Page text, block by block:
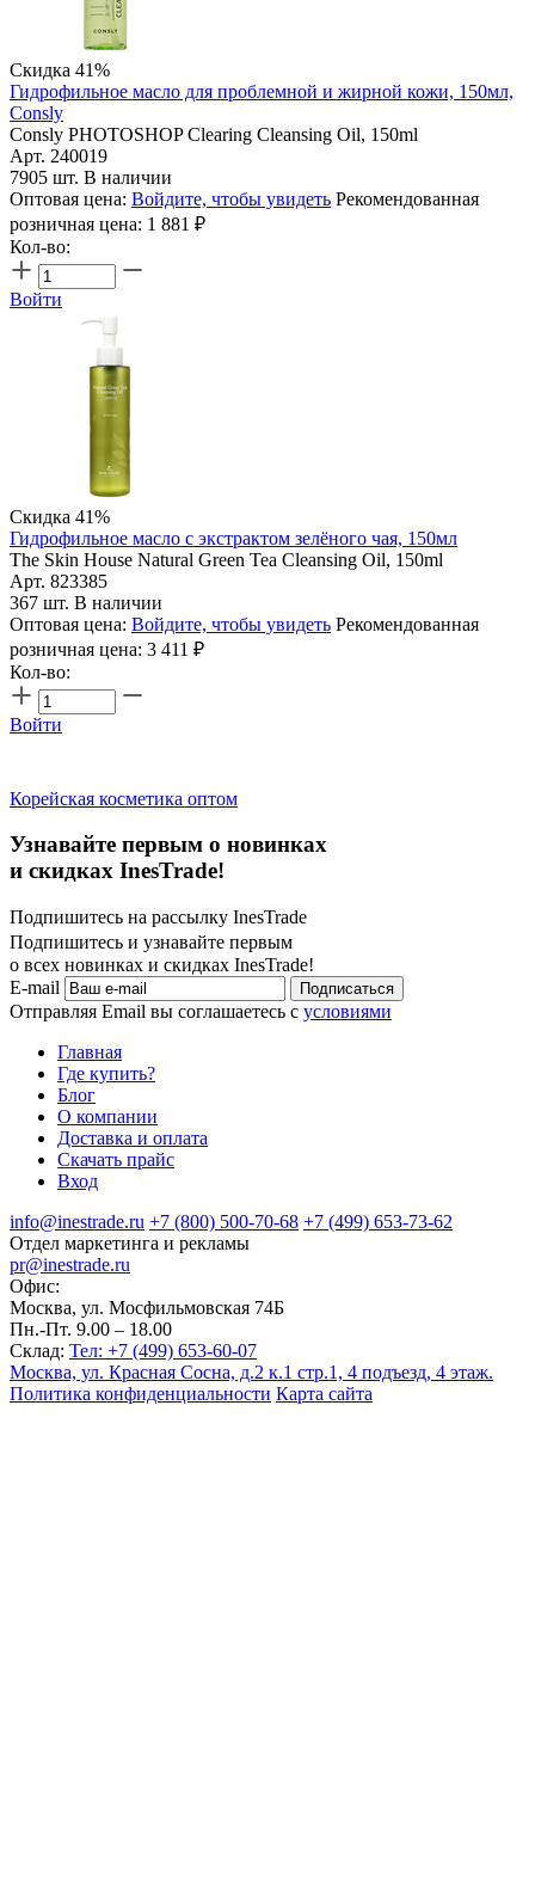
Скидка 41%
Гидрофильное масло для проблемной и жирной кожи, 150мл,
Consly
Consly PHOTOSHOP Clearing Cleansing Oil, 150ml
Арт. 240019
7905 шт. В наличии
Оптовая цена: Войдите, чтобы увидеть Рекомендованная
розничная цена: 1 881 ₽
Кол-во:
Войти
Скидка 41%
Гидрофильное масло с экстрактом зелёного чая, 150мл
The Skin House Natural Green Tea Cleansing Oil, 150ml
Арт. 823385
367 шт. В наличии
Оптовая цена: Войдите, чтобы увидеть Рекомендованная
розничная цена: 3 411 ₽
Кол-во:
Войти
Корейская косметика оптом
Узнавайте первым о новинках
и скидках InesTrade!
Подпишитесь на рассылку InesTrade
Подпишитесь и узнавайте первым
о всех новинках и скидках InesTrade!
E-mail
Подписаться
Отправляя Email вы соглашаетесь с условиями
Главная
Где купить?
Блог
О компании
Доставка и оплата
Скачать прайс
Вход
info@inestrade.ru +7 (800) 500-70-68 +7 (499) 653-73-62
Отдел маркетинга и рекламы
pr@inestrade.ru
Офис:
Москва, ул. Мосфильмовская 74Б
Пн.-Пт. 9.00 – 18.00
Склад: Тел: +7 (499) 653-60-07
Москва, ул. Красная Сосна, д.2 к.1 стр.1, 4 подъезд, 4 этаж.
Политика конфиденциальности Карта сайта